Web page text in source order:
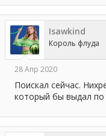
Isawkind
Король флуда
28 Апр 2020
Поискал сейчас.
который бы выдал по